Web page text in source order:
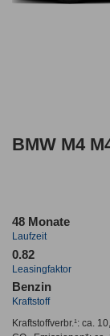
BMW M4
48 Monate
Laufzeit
0.82
Leasingfaktor
Benzin
Kraftstoff
Kraftstoffverbr.¹: ca.